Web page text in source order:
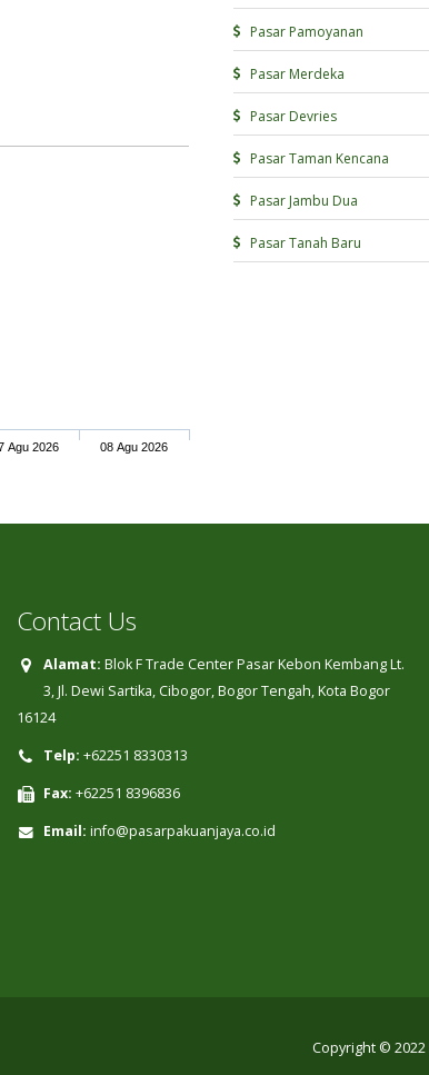
Agu 2026 08 Agu 2026
Pasar Pamoyanan
Pasar Merdeka
Pasar Devries
Pasar Taman Kencana
Pasar Jambu Dua
Pasar Tanah Baru
Contact Us
Alamat: Blok F Trade Center Pasar Kebon Kembang Lt.
3, Jl. Dewi Sartika, Cibogor, Bogor Tengah, Kota Bogor
16124
Telp: +62251 8330313
Fax: +62251 8396836
Email: info@pasarpakuanjaya.co.id
Copyright © 2022